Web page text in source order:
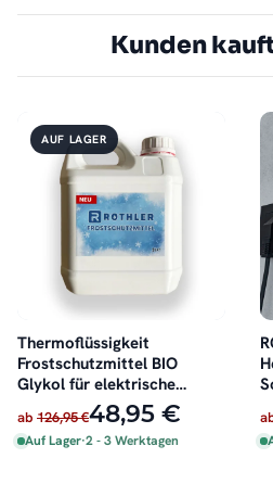
Kunden
AUF LAGER
Thermoflüssigkeit
Frostschutzmittel BIO
Glykol für elektrische
Badheizkörper 4 Liter
ab 126,95 €48,95 €
Auf Lager·2 - 3 Werktagen